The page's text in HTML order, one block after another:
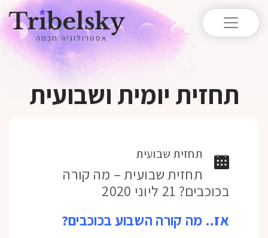
אסטרולוגיה חכמה
תחזית יומית ושבועית
תחזית שבועית
תחזית שבועית – מה קורה
בכוכבים? 21 ליוני 2020
אז.. מה קורה השבוע בכוכבים?